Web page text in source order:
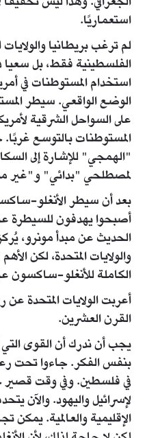
استعماريًا.
لم ترغب بريطانيا
الفلسطينية فقط، بل سعيا
استخدام المستوطنات في
الوضع الواقعي. سيطر
على السواحل الشرقية
المستوطنات بالتوسع
"الهمجي" للإشارة إلى
لمصطلحي "بدائي" و"غير
بعد أن سيطر الأنغلو-
أصبحوا يهدفون للسيطرة
الحديث عن مبدأ مونرو،
والولايات المتحدة، لكن
الكاملة للأنغلو-ساكسون
أعربت الولايات المتحدة عن
القرن العشرين.
يجب أن ندرك أن القوى
بنفس الفكر. جاءوا تحت
في فلسطين. وفي وقت قصير
لإسرائيل واليهود. والآن
الإقليمية والعالمية. يمكن